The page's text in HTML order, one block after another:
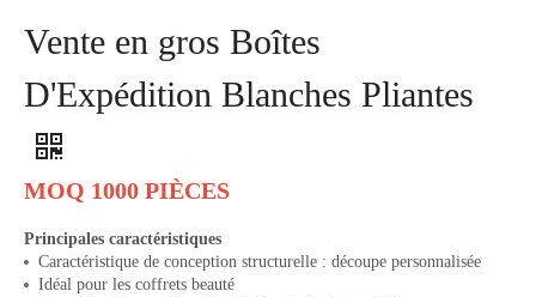
Vente en gros Boîtes
D'Expédition Blanches Pliantes
MOQ 1000 PIÈCES
Principales caractéristiques
Caractéristique de conception structurelle : découpe personnalisée
Idéal pour les coffrets beauté